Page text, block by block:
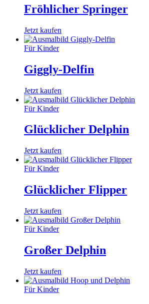
Fröhlicher Springer
Jetzt kaufen
Für Kinder
Giggly-Delfin
Jetzt kaufen
Für Kinder
Glücklicher Delphin
Jetzt kaufen
Für Kinder
Glücklicher Flipper
Jetzt kaufen
Für Kinder
Großer Delphin
Jetzt kaufen
Für Kinder